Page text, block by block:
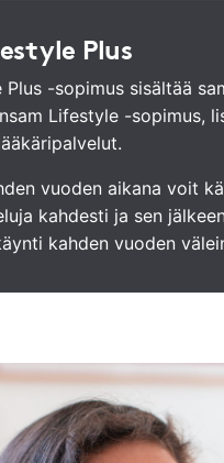
Plus
Plus -sopimus sisältää
Lifestyle -sopimus,
vuoden aikana voit
kahdesti ja sen
kahden vuoden